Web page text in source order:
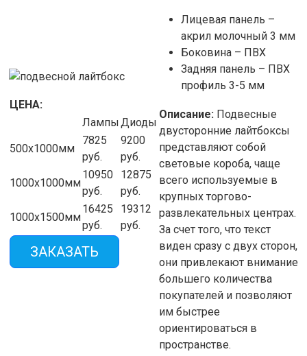
ЦЕНА:
ЛампыДиоды
500х1000мм
7825
руб.
9200
руб.
1000х1000мм
10950
руб.
12875
руб.
1000х1500мм
16425
руб.
19312
руб.
ЗАКАЗАТЬ
Лицевая панель –
акрил молочный 3 мм
Боковина – ПВХ
Задняя панель – ПВХ
профиль 3-5 мм
Описание: Подвесные
двусторонние лайтбоксы
представляют собой
световые короба, чаще
всего используемые в
крупных торгово-
развлекательных центрах.
За счет того, что текст
виден сразу с двух сторон,
они привлекают внимание
большего количества
покупателей и позволяют
им быстрее
ориентироваться в
пространстве.